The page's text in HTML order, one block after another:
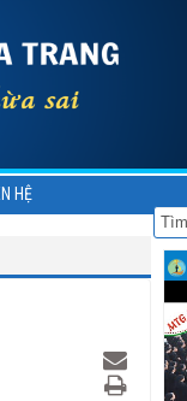
HỆ